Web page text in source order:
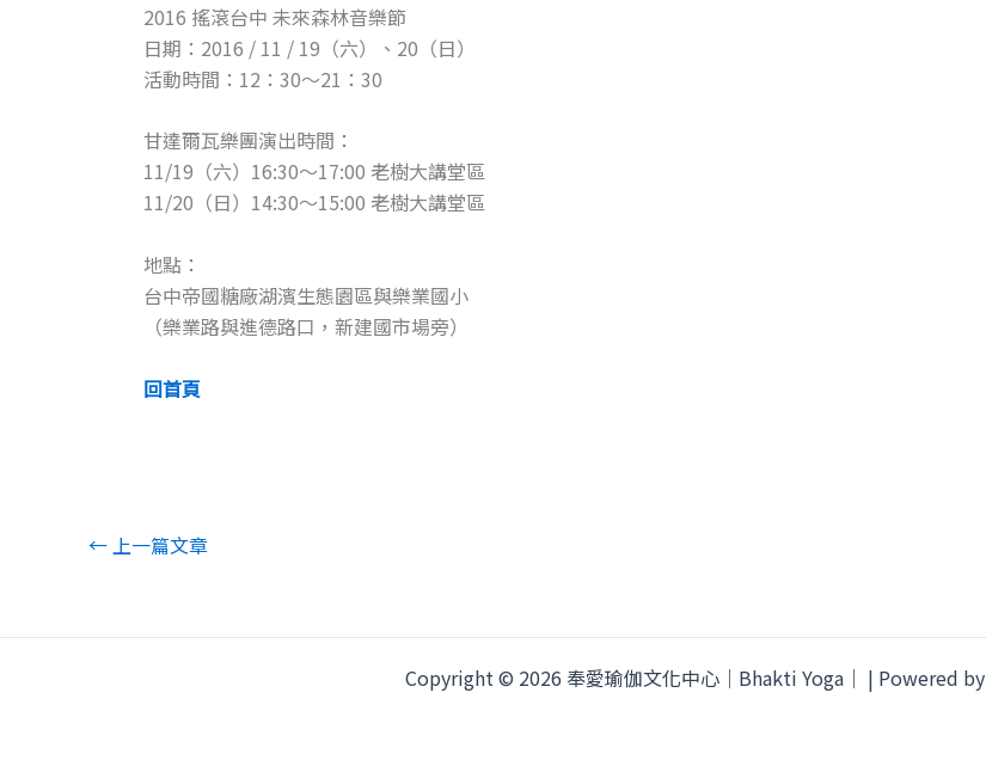
2016 搖滾台中 未來森林音樂節
日期：2016 / 11 / 19（六）、20（日）
活動時間：12：30～21：30
甘達爾瓦樂團演出時間：
11/19（六）16:30～17:00 老樹大講堂區
11/20（日）14:30～15:00 老樹大講堂區
地點：
台中帝國糖廠湖濱生態園區與樂業國小
（樂業路與進德路口，新建國市場旁）
回首頁
←上一篇文章
Copyright © 2026 奉愛瑜伽文化中心｜Bhakti Yoga｜ | Powered by